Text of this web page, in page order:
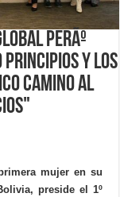
PerÃº
Principios y los
camino al
mujer en su
preside el 1º